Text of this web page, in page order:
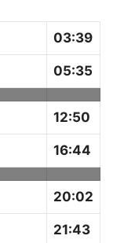
03:39
05:35
12:50
16:44
20:02
21:43